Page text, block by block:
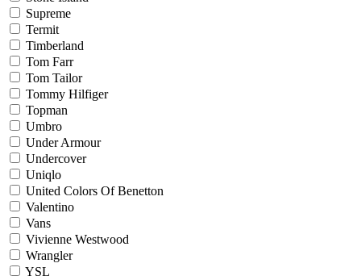
Supreme
Termit
Timberland
Tom Farr
Tom Tailor
Tommy Hilfiger
Topman
Umbro
Under Armour
Undercover
Uniqlo
United Colors Of Benetton
Valentino
Vans
Vivienne Westwood
Wrangler
YSL